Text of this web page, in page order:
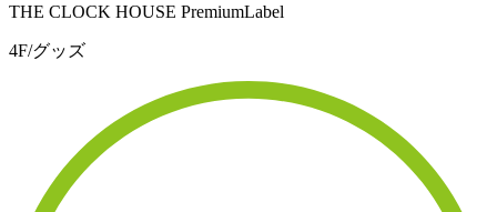
THE CLOCK HOUSE PremiumLabel
4F/グッズ